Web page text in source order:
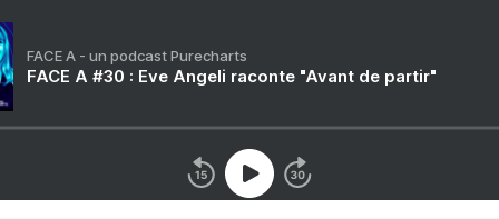
FACE A - un podcast Purecharts
FACE A #30 : Eve Angeli raconte "Avant de partir"